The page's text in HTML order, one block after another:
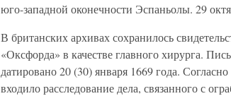
юго-западной оконечности Эспаньолы. 29
В британских архивах сохранилось
«Оксфорда» в качестве главного хирурга.
датировано 20 (30) января 1669 года.
входило расследование дела, связанного с